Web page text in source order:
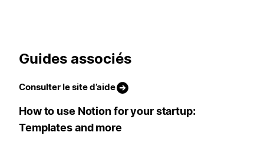
Guides associés
Consulter le site d’aide
How to use Notion for your startup:
Templates and more